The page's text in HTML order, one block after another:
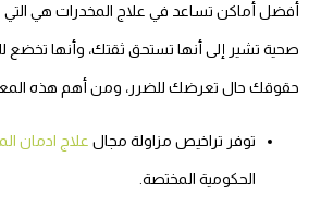
أفضل أماكن تساعد في علاج المخدرات هي التي
صحية تشير إلى أنها تستحق ثقتك، وأنها تخضع
حقوقك حال تعرضك للضرر، ومن أهم هذه
توفر تراخيص مزاولة مجال علاج ادمان
الحكومية المختصة.